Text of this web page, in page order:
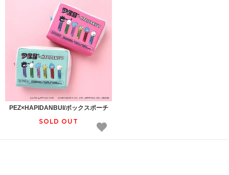
PEZ×HAPIDANBUI/ボックスポーチ
SOLD OUT